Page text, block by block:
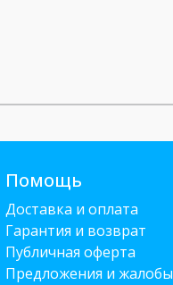
Помощь
Доставка и оплата
Гарантия и возврат
Публичная оферта
Предложения и жалобы